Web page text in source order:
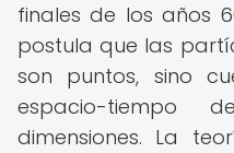
finales de los años
postula que las
son puntos, sino
espacio-
dimensiones. La